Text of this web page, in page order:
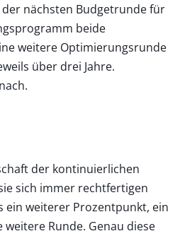
der nächsten Budgetrunde für
beide
weitere Optimierungsrunde
über drei Jahre.
der kontinuierlichen
sich immer rechtfertigen
ein weiterer Prozentpunkt, ein
Runde. Genau diese